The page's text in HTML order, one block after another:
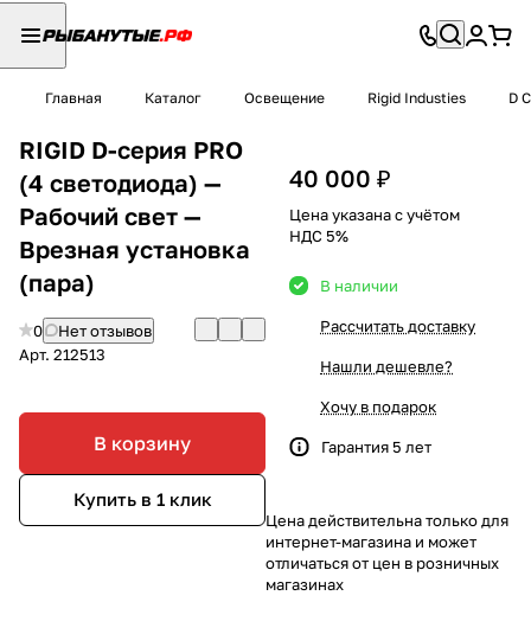
Главная Каталог Освещение Rigid Industies D
RIGID D-серия PRO
(4 светодиода) —
Рабочий свет —
Врезная установка
(пара)
0
Нет отзывов
Арт. 212513
В корзину
Купить в 1 клик
40 000 ₽
Цена указана с учётом
НДС 5%
В наличии
Рассчитать доставку
Нашли дешевле?
Хочу в подарок
Гарантия 5 лет
Цена действительна только для
интернет-магазина и может
отличаться от цен в розничных
магазинах